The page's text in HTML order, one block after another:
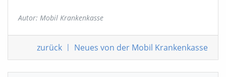
Autor: Mobil Krankenkasse
zurück | Neues von der Mobil Krankenkasse